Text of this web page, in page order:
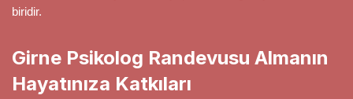
biridir.
Girne Psikolog Randevusu Almanın
Hayatınıza Katkıları